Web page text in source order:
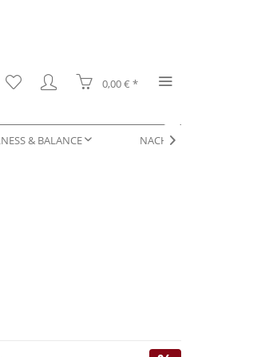
0,00 € *
& BALANCE NACHFÜLLUNGEN &
